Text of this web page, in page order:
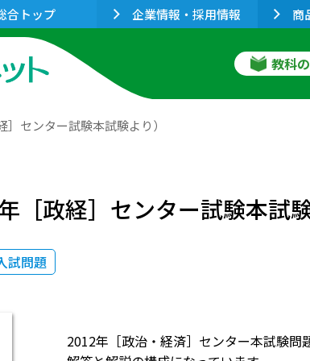
合トップ 企業情報・採用情報 商
教科
センター試験本試験より）
［政経］センター試験本試験
試問題
2012年［政治・経済］センター本試験